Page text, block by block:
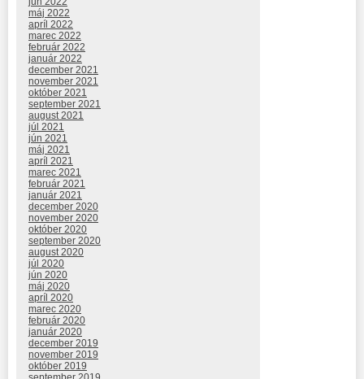
máj 2022
apríl 2022
marec 2022
február 2022
január 2022
december 2021
november 2021
október 2021
september 2021
august 2021
júl 2021
jún 2021
máj 2021
apríl 2021
marec 2021
február 2021
január 2021
december 2020
november 2020
október 2020
september 2020
august 2020
júl 2020
jún 2020
máj 2020
apríl 2020
marec 2020
február 2020
január 2020
december 2019
november 2019
október 2019